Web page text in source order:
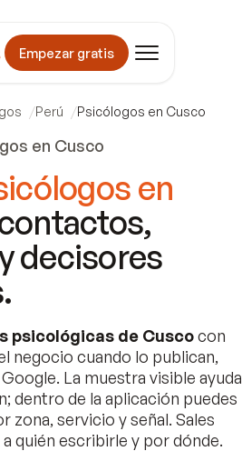
Empezar gratis
Perú Psicólogos en Cusco
en Cusco
en
decisores
psicológicas de Cuscocon
negocio cuando lo publican,
La muestra visible ayuda
dentro de la aplicación puedes
zona, servicio y señal. Sales
quién escribirle y por dónde.